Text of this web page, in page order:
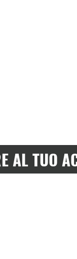
AL TUO